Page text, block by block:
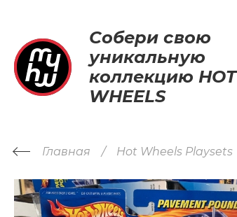
Собери свою
уникальную
коллекцию HOT
WHEELS
Главная Hot Wheels Playsets